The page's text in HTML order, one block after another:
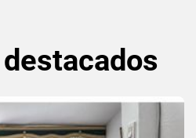
destacados